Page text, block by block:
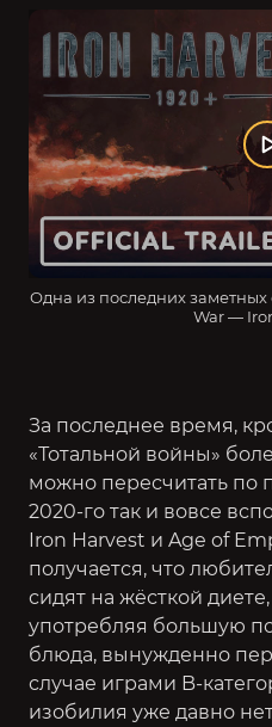
Одна из последних заметных
War —
За последнее время,
«Тотальной войны»
можно пересчитать по
2020-го так и вовсе
Iron Harvest и Age of
получается, что
сидят на жёсткой
употребляя большую
блюда, вынужденно
случае играми B-
изобилия уже давно